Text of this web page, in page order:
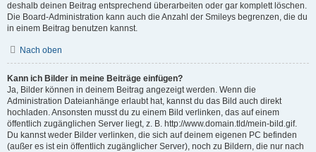
deshalb deinen Beitrag entsprechend überarbeiten oder gar komplett löschen.
Die Board-Administration kann auch die Anzahl der Smileys begrenzen, die du
in einem Beitrag benutzen kannst.
Nach oben
Kann ich Bilder in meine Beiträge einfügen?
Ja, Bilder können in deinem Beitrag angezeigt werden. Wenn die
Administration Dateianhänge erlaubt hat, kannst du das Bild auch direkt
hochladen. Ansonsten musst du zu einem Bild verlinken, das auf einem
öffentlich zugänglichen Server liegt, z. B. http://www.domain.tld/mein-bild.gif.
Du kannst weder Bilder verlinken, die sich auf deinem eigenen PC befinden
(außer es ist ein öffentlich zugänglicher Server), noch zu Bildern, die nur nach